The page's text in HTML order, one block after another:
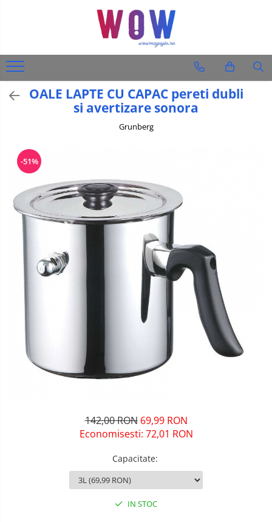
Audio-Video & Foto
OALE LAPTE CU CAPAC pereti dubli
si avertizare sonora
Grunberg
-51%
142,00 RON 69,99 RON
Economisesti: 72,01 RON
Capacitate:
IN STOC